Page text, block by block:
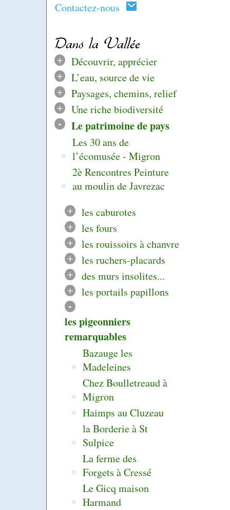
Contactez-nous
Dans la Vallée
+
Découvrir, apprécier
+
L’eau, source de vie
+
Paysages, chemins, relief
+
Une riche biodiversité
- Le patrimoine de pays
Les 30 ans de
l’écomusée - Migron
2è Rencontres Peinture
au moulin de Javrezac
+
les caburotes
+
les fours
+
les rouissoirs à chanvre
+
les ruchers-placards
+
des murs insolites...
+
les portails papillons
-
les pigeonniers
remarquables
Bazauge les
Madeleines
Chez Boulletreaud à
Migron
Haimps au Cluzeau
la Borderie à St
Sulpice
La ferme des
Forgets à Cressé
Le Gicq maison
Harmand